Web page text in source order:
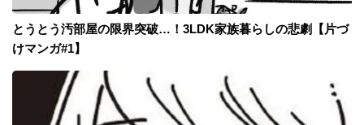
とうとう汚部屋の限界突破…！3LDK家族暮らしの悲劇【片づ
けマンガ#1】